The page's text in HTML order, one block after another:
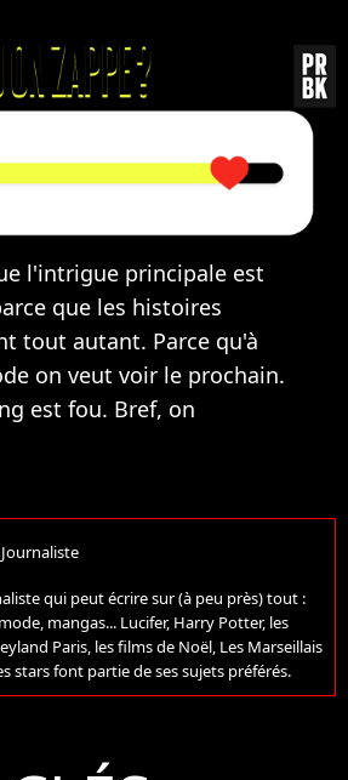
l'intrigue principale est
que les histoires
tout autant. Parce qu'à
on veut voir le prochain.
est fou. Bref, on
Journaliste
qui peut écrire sur (à peu près) tout :
mangas... Lucifer, Harry Potter, les
Paris, les films de Noël, Les Marseillais
stars font partie de ses sujets préférés.